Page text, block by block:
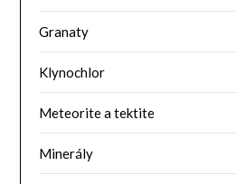
Granaty
Klynochlor
Meteorite a tektite
Minerály